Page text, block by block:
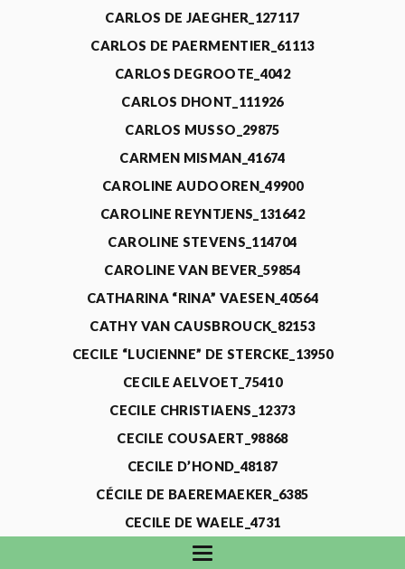
CARLOS DE JAEGHER_127117
CARLOS DE PAERMENTIER_61113
CARLOS DEGROOTE_4042
CARLOS DHONT_111926
CARLOS MUSSO_29875
CARMEN MISMAN_41674
CAROLINE AUDOOREN_49900
CAROLINE REYNTJENS_131642
CAROLINE STEVENS_114704
CAROLINE VAN BEVER_59854
CATHARINA “RINA” VAESEN_40564
CATHY VAN CAUSBROUCK_82153
CECILE “LUCIENNE” DE STERCKE_13950
CECILE AELVOET_75410
CECILE CHRISTIAENS_12373
CECILE COUSAERT_98868
CECILE D’HOND_48187
CÉCILE DE BAEREMAEKER_6385
CECILE DE WAELE_4731
CECILE DEVOS_115318